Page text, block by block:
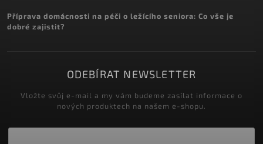
Příprava domácnosti na péči o ležícího seniora: Co vše je
dobré zajistit?
ODEBÍRAT NEWSLETTER
Vložte svůj e-mail a my vám budeme zasílat informace o
nových produktech na našem e-shopu.